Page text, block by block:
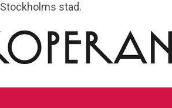
Stockholms stad.